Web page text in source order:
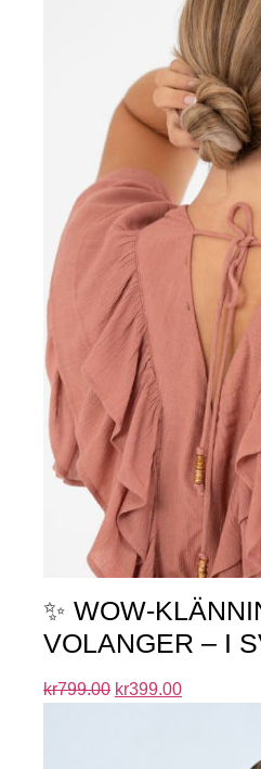
✨ WOW-
VOLANGER – I
kr799.00 kr399.00